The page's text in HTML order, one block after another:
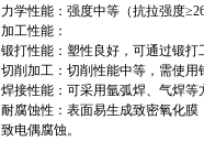
力学性能：强度中等（抗拉强度
加工性能：
锻打性能：塑性良好，可通过锻
切削加工：切削性能中等，需使用
焊接性能：可采用氩弧焊、气焊等
耐腐蚀性：表面易生成致密氧化
致电偶腐蚀。